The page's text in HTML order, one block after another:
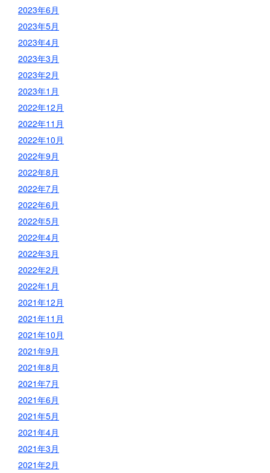
2023年6月
2023年5月
2023年4月
2023年3月
2023年2月
2023年1月
2022年12月
2022年11月
2022年10月
2022年9月
2022年8月
2022年7月
2022年6月
2022年5月
2022年4月
2022年3月
2022年2月
2022年1月
2021年12月
2021年11月
2021年10月
2021年9月
2021年8月
2021年7月
2021年6月
2021年5月
2021年4月
2021年3月
2021年2月